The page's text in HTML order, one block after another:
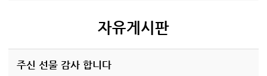
자유게시판
주신 선물 감사 합니다